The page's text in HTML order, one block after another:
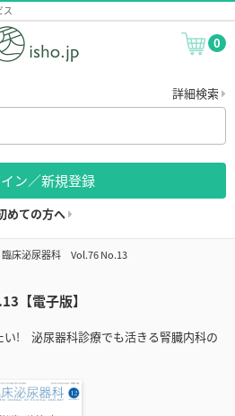
ス
0
詳細検索
ン／新規登録
めての方へ
臨床泌尿器科 Vol.76 No.13
【電子版】
! 泌尿器科診療でも活きる腎臓内科の